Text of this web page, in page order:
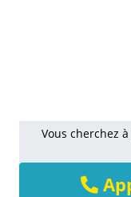
Vous cherchez